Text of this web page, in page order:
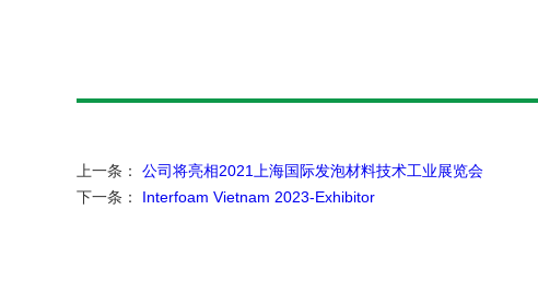
上一条：
公司将亮相2021上海国际发泡材料技术工业展览会
下一条：
Interfoam Vietnam 2023-Exhibitor